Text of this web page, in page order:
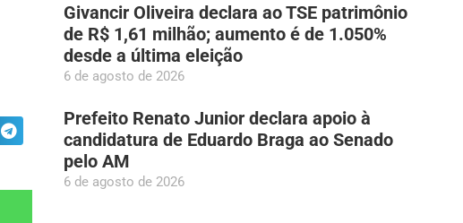
Givancir Oliveira declara ao TSE patrimônio
de R$ 1,61 milhão; aumento é de 1.050%
desde a última eleição
6 de agosto de 2026
Prefeito Renato Junior declara apoio à
candidatura de Eduardo Braga ao Senado
pelo AM
6 de agosto de 2026